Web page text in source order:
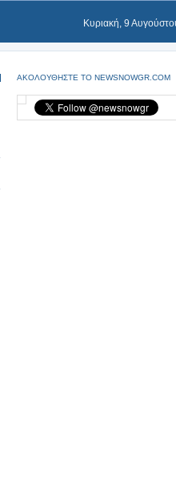
Κυριακή, 9
ΑΚΟΛΟΥΘΗΣΤΕ ΤΟ NEWSNOWGR.COM